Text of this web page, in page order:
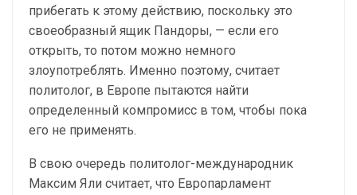
прибегать к этому действию, поскольку это
своеобразный ящик Пандоры, — если его
открыть, то потом можно немного
злоупотреблять. Именно поэтому, считает
политолог, в Европе пытаются найти
определенный компромисс в том, чтобы пока
его не применять.
В свою очередь политолог-международник
Максим Яли считает, что Европарламент